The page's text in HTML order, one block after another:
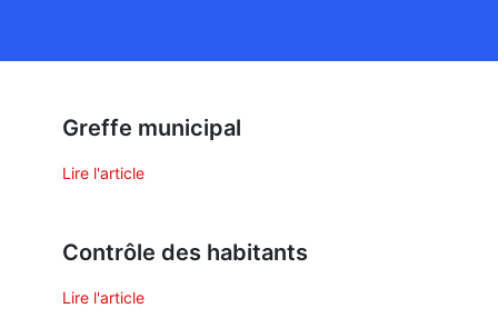
Greffe municipal
Lire l'article
Contrôle des habitants
Lire l'article